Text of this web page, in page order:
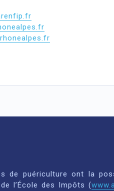
de puériculture ont la
l’École des Impôts (